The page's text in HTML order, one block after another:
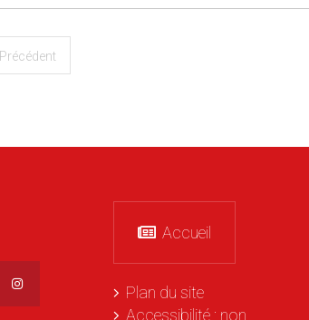
Précédent
Accueil
Plan du site
Accessibilité : non